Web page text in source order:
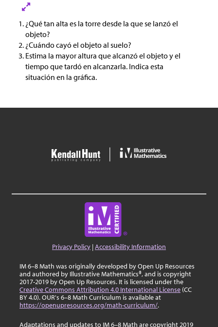
¿Qué tan alta es la torre desde la que se lanzó el
objeto?
¿Cuándo cayó el objeto al suelo?
Estima la mayor altura que alcanzó el objeto y el
tiempo que tardó en alcanzarla. Indica esta
situación en la gráfica.
Privacy Policy |Accessibility Information
IM 6–8 Math was originally developed by Open Up Resources
and authored by Illustrative Mathematics®, and is copyright
2017-2019 by Open Up Resources. It is licensed under the
Creative Commons Attribution 4.0 International License (CC
BY 4.0). OUR's 6–8 Math Curriculum is available at
https://openupresources.org/math-curriculum/.
Adaptations and updates to IM 6–8 Math are copyright 2019